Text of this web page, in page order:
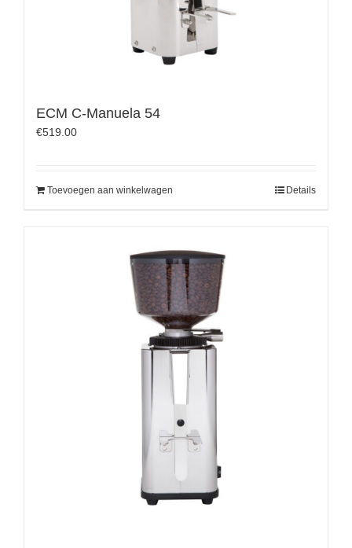
ECM C-Manuela 54
€519.00
Toevoegen aan winkelwagen Details